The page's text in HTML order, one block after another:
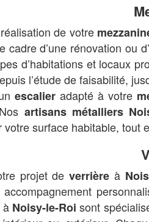
de votre
cadre d’une rénovation ou
d’habitations et locaux
l’étude de faisabilité,
escalieradapté à votre
artisans métalliers
votre surface habitable,
projet deverrière à
à Noisy-le-Roi sont